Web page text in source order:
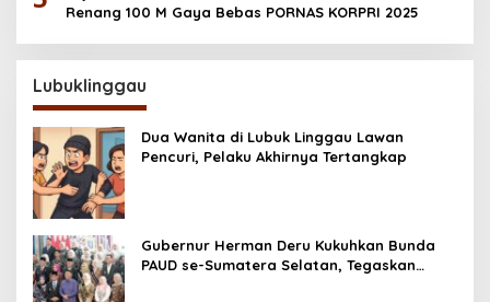
Renang 100 M Gaya Bebas PORNAS KORPRI 2025
Lubuklinggau
Dua Wanita di Lubuk Linggau Lawan
Pencuri, Pelaku Akhirnya Tertangkap
Gubernur Herman Deru Kukuhkan Bunda
PAUD se-Sumatera Selatan, Tegaskan